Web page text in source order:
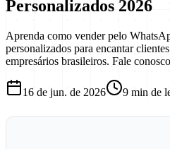
Personalizados 2026
Aprenda como vender pelo
personalizados para encantar
empresários brasileiros. Fale
16 de jun. de 2026 9 min de